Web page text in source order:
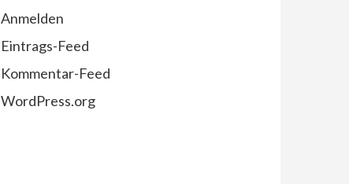
Anmelden
Eintrags-Feed
Kommentar-Feed
WordPress.org